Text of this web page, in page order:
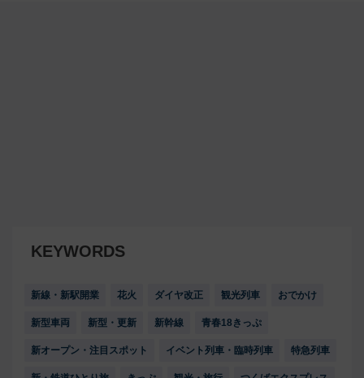
KEYWORDS
新線・新駅開業 花火 ダイヤ改正 観光列車 おでかけ
新型車両 新型・更新 新幹線 青春18きっぷ
新オープン・注目スポット イベント列車・臨時列車 特急列車